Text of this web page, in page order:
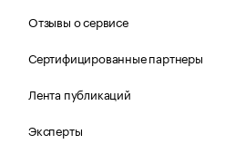
Отзывы о сервисе
Сертифицированные партнеры
Лента публикаций
Эксперты